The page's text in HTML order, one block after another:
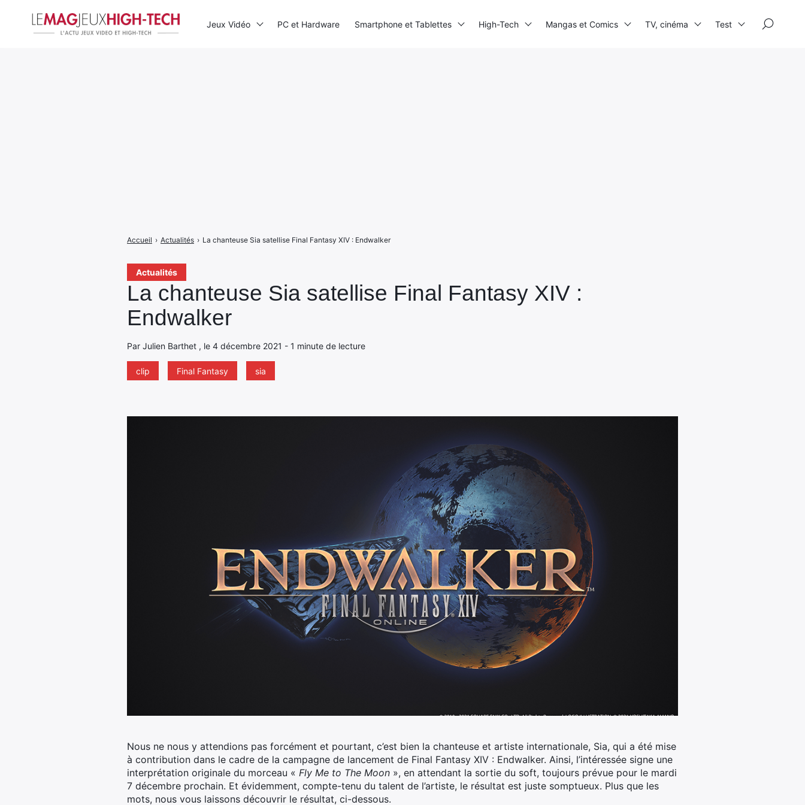
Actualités
La chanteuse Sia satellise Final Fantasy XIV :
Endwalker
Par Julien Barthet , le 4 décembre 2021 - 1 minute de lecture
clip Final Fantasy sia
Accueil › Actualités › La chanteuse Sia satellise Final Fantasy XIV : Endwalker
Nous ne nous y attendions pas forcément et pourtant, c’est bien la chanteuse et artiste internationale, Sia, qui a été mise
à contribution dans le cadre de la campagne de lancement de Final Fantasy XIV : Endwalker. Ainsi, l’intéressée signe une
interprétation originale du morceau « Fly Me to The Moon », en attendant la sortie du soft, toujours prévue pour le mardi
7 décembre prochain. Et évidemment, compte-tenu du talent de l’artiste, le résultat est juste somptueux. Plus que les
mots, nous vous laissons découvrir le résultat, ci-dessous.
Jeux Vidéo PC et Hardware Smartphone et Tablettes High-Tech Mangas et Comics TV, cinéma Test